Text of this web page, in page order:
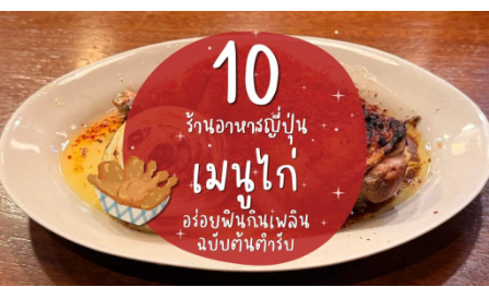
อิซากายะ
ปิ้งย่างญี่ปุ่น/ยากินิกุ
คัตสึด้ง/ทงคัตสึ
ชาบูชาบู/สุกี้ยากี้
แกงกะหรี่ญี่ปุ่น
ไก่ย่างเสียบไม้สไตล์ญี่ปุ่น
โซบะ/อุด้ง
เจริญกรุง
ธนบุรี
สยาม
ทองหล่อ
เอกมัย
พร้อมพงษ์
อโศก
คอลัมน์ความรู้
บทความพิเศษ
บทความที่KOLแนะนำ